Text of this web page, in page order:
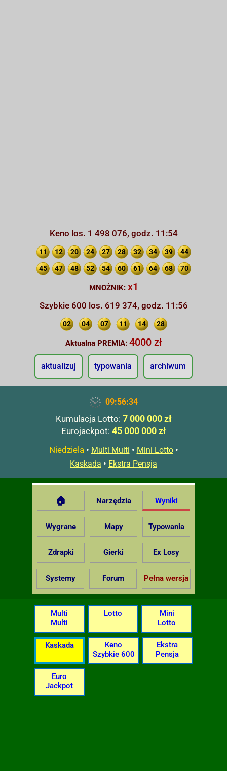
Keno los. 1 498 076, godz. 11:54
11 12 20 24 27 28 32 34 39 44
45 47 48 52 54 60 61 64 68 70
MNOŻNIK: x1
Szybkie 600 los. 619 374, godz. 11:56
02 04 07 11 14 28
Aktualna PREMIA: 4000 zł
aktualizuj typowania archiwum
09:56:35
Kumulacja Lotto: 7 000 000 zł
Eurojackpot: 45 000 000 zł
Niedziela• Multi Multi • Mini Lotto•
Kaskada • Ekstra Pensja
🏠 Narzędzia Wyniki
Wygrane Mapy Typowania
Zdrapki Gierki Ex Losy
Systemy Forum Pełna wersja
Multi
Multi
Lotto
Mini
Lotto
Kaskada
Keno
Szybkie 600
Ekstra
Pensja
Euro
Jackpot